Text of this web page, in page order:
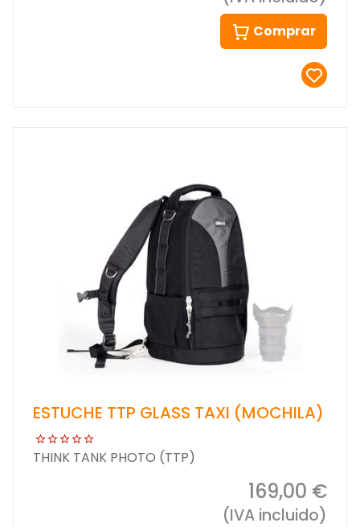
Comprar
ESTUCHE TTP GLASS TAXI (MOCHILA)
THINK TANK PHOTO (TTP)
169,00 €
(IVA incluido)